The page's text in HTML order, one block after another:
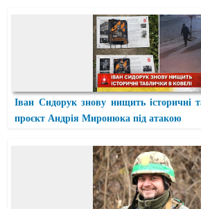
Іван Сидорук знову нищить
проєкт Андрія Миронюка під атакою